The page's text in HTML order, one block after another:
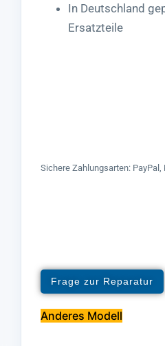
In Deutschland
Ersatzteile
Sichere Zahlungsarten: PayPal,
Frage zur Reparatur
Anderes Modell